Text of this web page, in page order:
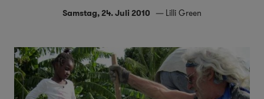
Samstag, 24. Juli 2010 Lilli Green